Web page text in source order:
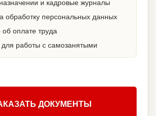
и кадровые журналы
обработку персональных данных
оплате труда
для работы с самозанятыми
ДОКУМЕНТЫ